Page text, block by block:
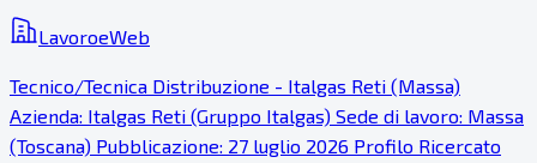
LavoroeWeb
Tecnico/Tecnica Distribuzione - Italgas Reti (Massa)
Azienda: Italgas Reti (Gruppo Italgas) Sede di lavoro: Massa
(Toscana) Pubblicazione: 27 luglio 2026 Profilo Ricercato